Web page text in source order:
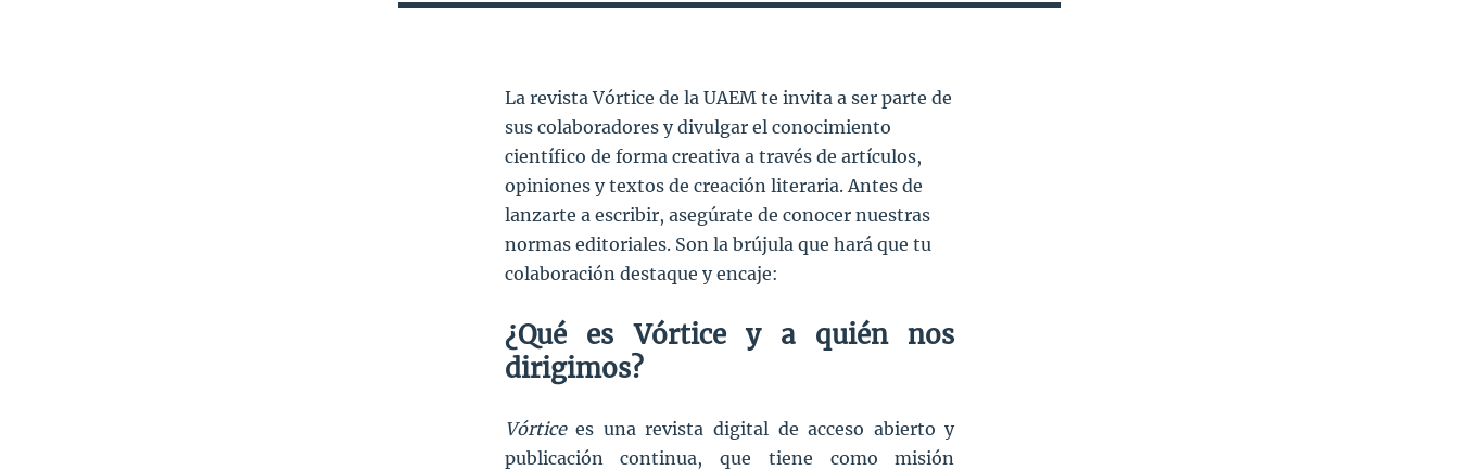
La revista Vórtice de la UAEM te invita a ser parte de
sus colaboradores y divulgar el conocimiento
científico de forma creativa a través de artículos,
opiniones y textos de creación literaria. Antes de
lanzarte a escribir, asegúrate de conocer nuestras
normas editoriales. Son la brújula que hará que tu
colaboración destaque y encaje:
¿Qué es Vórtice y a quién nos
dirigimos?
Vórticees una revista digital de acceso abierto y
publicación continua, que tiene como misión